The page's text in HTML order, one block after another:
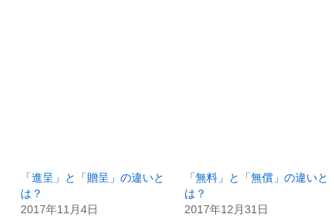
「進呈」と「贈呈」の違いと
は？
2017年11月4日
「無料」と「無償」の違いと
は？
2017年12月31日